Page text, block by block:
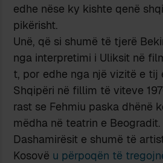
edhe nëse ky kishte qenë
pikërisht.
Unë, që si shumë të tjerë
nga interpretimi i Uliksit në
t, por edhe nga një vizitë e tij
Shqipëri në fillim të viteve
rast se Fehmiu paska dhënë
mëdha në teatrin e Beogradit.
Dashamirësit e shumë të
Kosovë u përpoqën të